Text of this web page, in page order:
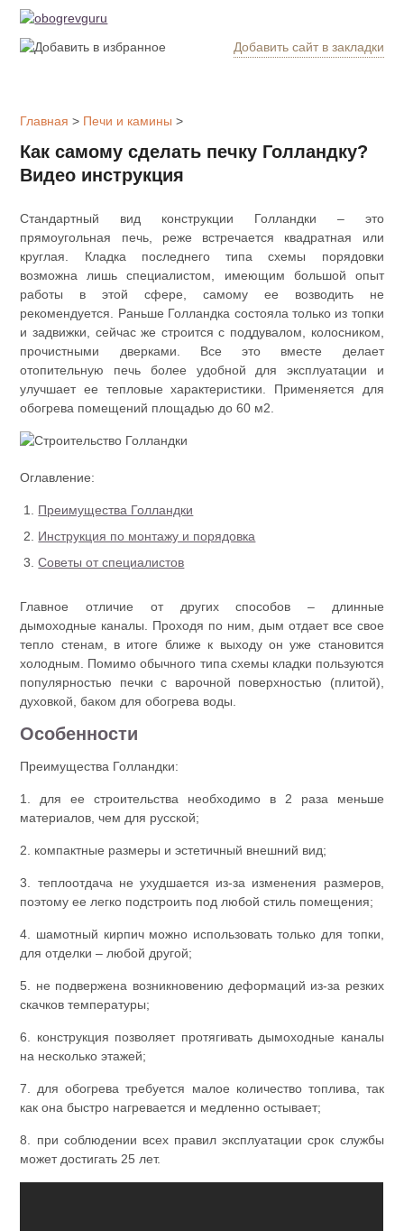
Добавить сайт в закладки
Котлы
отопления
Утепление
Печи и
камины
Утеплители
Главная > Печи и камины >
Как самому сделать печку Голландку?
Видео инструкция
Стандартный вид конструкции Голландки – это
прямоугольная печь, реже встречается квадратная или
круглая. Кладка последнего типа схемы порядовки
возможна лишь специалистом, имеющим большой опыт
работы в этой сфере, самому ее возводить не
рекомендуется. Раньше Голландка состояла только из топки
и задвижки, сейчас же строится с поддувалом, колосником,
прочистными дверками. Все это вместе делает
отопительную печь более удобной для эксплуатации и
улучшает ее тепловые характеристики. Применяется для
обогрева помещений площадью до 60 м2.
Оглавление:
Преимущества Голландки
Инструкция по монтажу и порядовка
Советы от специалистов
Главное отличие от других способов – длинные
дымоходные каналы. Проходя по ним, дым отдает все свое
тепло стенам, в итоге ближе к выходу он уже становится
холодным. Помимо обычного типа схемы кладки пользуются
популярностью печки с варочной поверхностью (плитой),
духовкой, баком для обогрева воды.
Особенности
Преимущества Голландки:
1. для ее строительства необходимо в 2 раза меньше
материалов, чем для русской;
2. компактные размеры и эстетичный внешний вид;
3. теплоотдача не ухудшается из-за изменения размеров,
поэтому ее легко подстроить под любой стиль помещения;
4. шамотный кирпич можно использовать только для топки,
для отделки – любой другой;
5. не подвержена возникновению деформаций из-за резких
скачков температуры;
6. конструкция позволяет протягивать дымоходные каналы
на несколько этажей;
7. для обогрева требуется малое количество топлива, так
как она быстро нагревается и медленно остывает;
8. при соблюдении всех правил эксплуатации срок службы
может достигать 25 лет.